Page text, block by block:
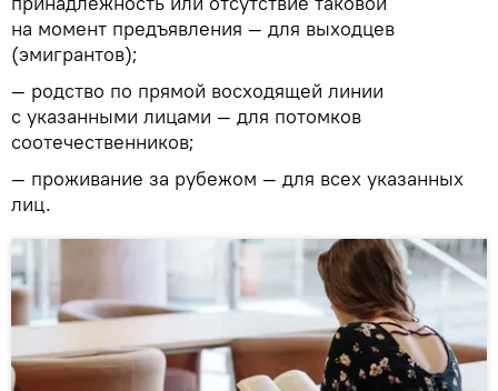
на момент предъявления — для выходцев
(эмигрантов);
— родство по прямой восходящей линии
с указанными лицами — для потомков
соотечественников;
— проживание за рубежом — для всех указанных
лиц.